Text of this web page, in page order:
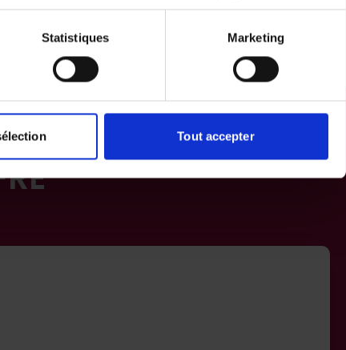
Statistiques Marketing
Tout accepter